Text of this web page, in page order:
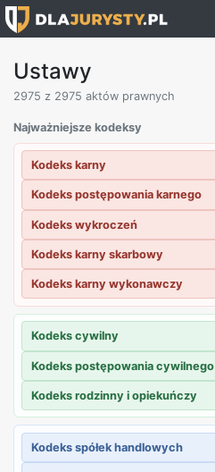
Ustawy
2975 z 2975 aktów prawnych
Najważniejsze kodeksy
Kodeks karny
Kodeks postępowania karnego
Kodeks wykroczeń
Kodeks karny skarbowy
Kodeks karny wykonawczy
Kodeks cywilny
Kodeks postępowania cywilnego
Kodeks rodzinny i opiekuńczy
Kodeks spółek handlowych